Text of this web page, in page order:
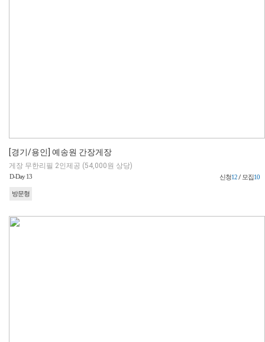
[경기/용인] 예송원 간장게장
게장 무한리필 2인제공 (54,000원 상당)
D-Day 13 신청12/ 모집10
방문형